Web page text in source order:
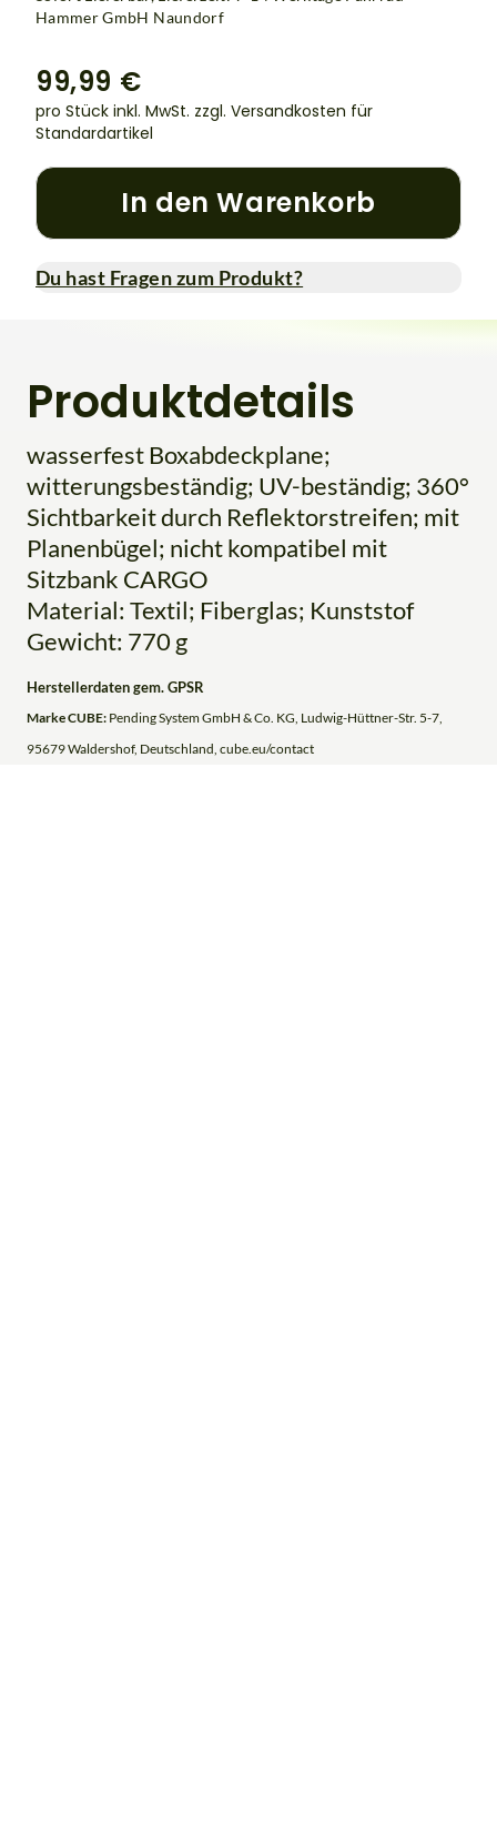
Hammer GmbH Naundorf
99,99 €
pro Stück inkl. MwSt. zzgl. Versandkosten für
Standardartikel
In den Warenkorb
Du hast Fragen zum Produkt?
Produktdetails
wasserfest Boxabdeckplane;
witterungsbeständig; UV-beständig; 360°
Sichtbarkeit durch Reflektorstreifen; mit
Planenbügel; nicht kompatibel mit
Sitzbank CARGO
Material: Textil; Fiberglas; Kunststof
Gewicht: 770 g
Herstellerdaten gem. GPSR
Marke CUBE: Pending System GmbH & Co. KG, Ludwig-Hüttner-Str. 5-7,
95679 Waldershof, Deutschland, cube.eu/contact